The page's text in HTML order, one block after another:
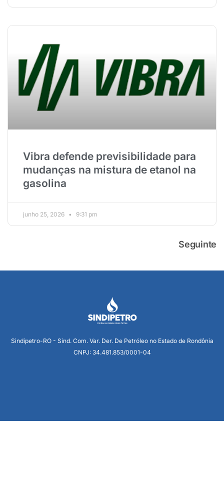
Vibra defende previsibilidade para
mudanças na mistura de etanol na
gasolina
junho 25, 2026 9:31 pm
Seguinte
Sindipetro-RO - Sind. Com. Var. Der. De Petróleo no Estado de Rondônia
CNPJ: 34.481.853/0001-04